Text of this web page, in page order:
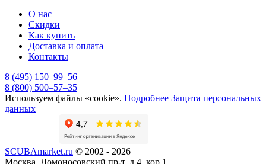
О нас
Скидки
Как купить
Доставка и оплата
Контакты
8 (495) 150–99–56
8 (800) 500–57–35
Используем файлы «cookie». Подробнее Защита персональных
данных
SCUBAmarket.ru © 2002 - 2026